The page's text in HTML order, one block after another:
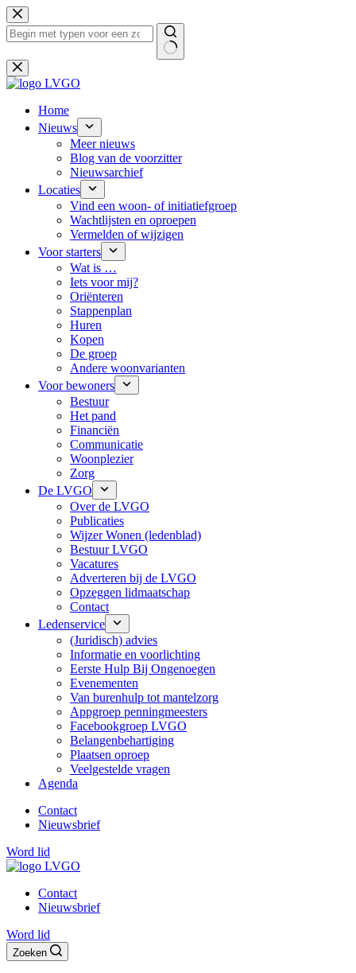
Ga
naar
de
Geen
resultaten
Home
Nieuws
Meer nieuws
Blog van de voorzitter
Nieuwsarchief
Locaties
Vind een woon- of initiatiefgroep
Wachtlijsten en oproepen
Vermelden of wijzigen
Voor starters
Wat is …
Iets voor mij?
Oriënteren
Stappenplan
Huren
Kopen
De groep
Andere woonvarianten
Voor bewoners
Bestuur
Het pand
Financiën
Communicatie
Woonplezier
Zorg
De LVGO
Over de LVGO
Publicaties
Wijzer Wonen (ledenblad)
Bestuur LVGO
Vacatures
Adverteren bij de LVGO
Opzeggen lidmaatschap
Contact
Ledenservice
(Juridisch) advies
Informatie en voorlichting
Eerste Hulp Bij Ongenoegen
Evenementen
Van burenhulp tot mantelzorg
Appgroep penningmeesters
Facebookgroep LVGO
Belangenbehartiging
Plaatsen oproep
Veelgestelde vragen
Agenda
Contact
Nieuwsbrief
Word lid
Contact
Nieuwsbrief
Word lid
Zoeken